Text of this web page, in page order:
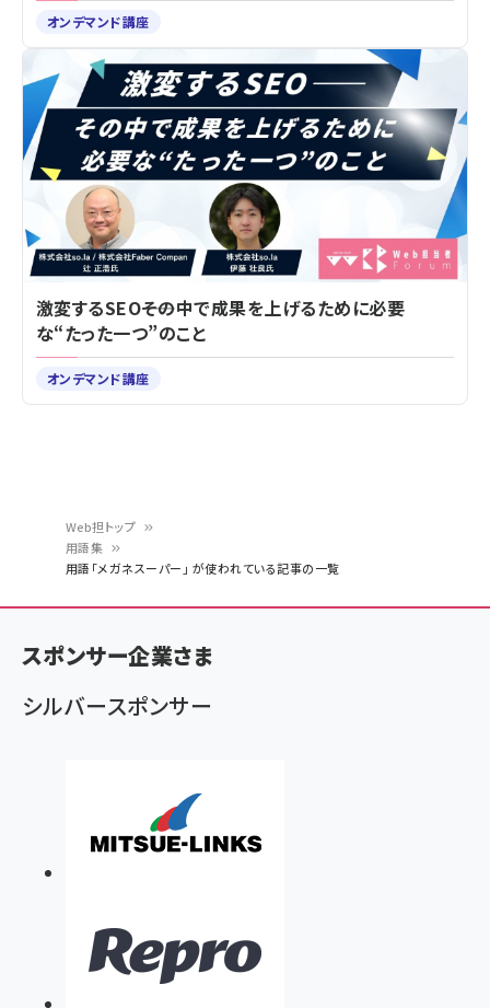
ン
く
ず
Web担トップ
用語集
用語「メガネスーパー」 が使われている記事の一覧
オンデマンド講座
激変するSEO――その中で成果を上げるために必要
な“たった一つ”のこと
オンデマンド講座
スポンサー企業さま
シルバースポンサー